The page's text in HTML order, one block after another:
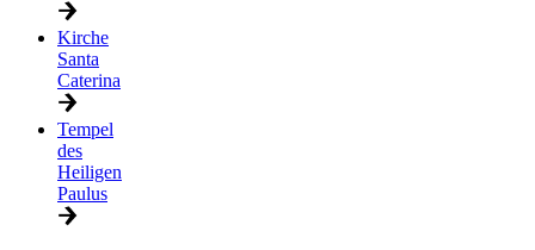
Kirche
Santa
Caterina
Tempel
des
Heiligen
Paulus